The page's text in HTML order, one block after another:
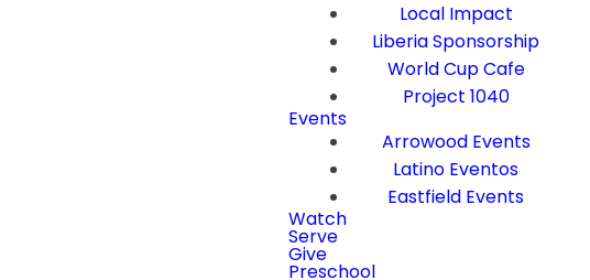
Local Impact
Liberia Sponsorship
World Cup Cafe
Project 1040
Events
Arrowood Events
Latino Eventos
Eastfield Events
Watch
Serve
Give
Preschool